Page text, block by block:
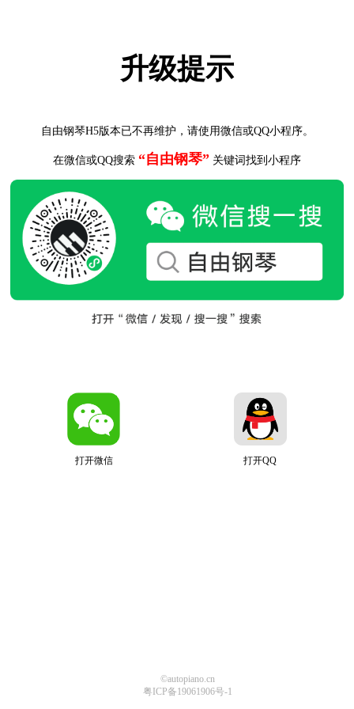
升级提示
自由钢琴H5版本已不再维护，请使用微信或QQ小程序。
在微信或QQ搜索 “自由钢琴” 关键词找到小程序
打开微信 打开QQ
©autopiano.cn
粤ICP备19061906号-1